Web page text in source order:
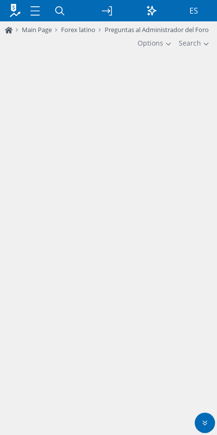
ES
Main Page Forex latino Preguntas al Administrador del Foro
Options Search